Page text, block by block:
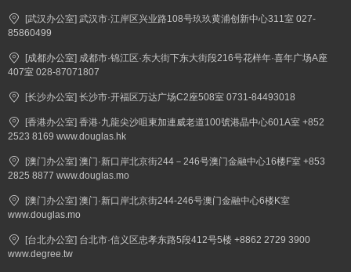
[武汉办公室] 武汉市·江岸区兴业路108号玖玖黄浦创新中心311室 027-
85860499
[成都办公室] 成都市·锦江区·东大街下东大街段216号花样年·喜年广场A座
407室 028-87071807
[长沙办公室] 长沙市·开福区万达广场C2座508室 0731-84493018
[香港办公室] 香港·九龍尖沙咀東加連威老道100號港晶中心601A室 +852
2523 8169 www.douglas.hk
[澳门办公室] 澳门·新口岸北京街244－246号澳门金融中心16楼F室 +853
2825 8877 www.douglas.mo
[澳门办公室] 澳门·新口岸北京街244-246号澳门金融中心6楼K室
www.douglas.mo
[台北办公室] 台北市·信义区忠孝东路5段412号5楼 +8862 2729 3900
www.degree.tw